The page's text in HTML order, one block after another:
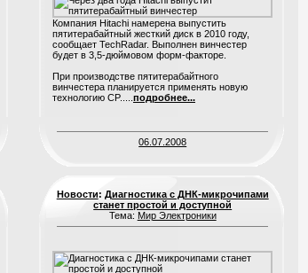
Компания Hitachi намерена выпустить
пятитерабайтный жесткий диск в 2010 году,
сообщает TechRadar. Выполнен винчестер
будет в 3,5-дюймовом форм-факторе.
При производстве пятитерабайтного
винчестера планируется применять новую
технологию CP..... подробнее...
06.07.2008
Новости: Диагностика с ДНК-микрочипами
станет простой и доступной
Тема: Мир Электроники